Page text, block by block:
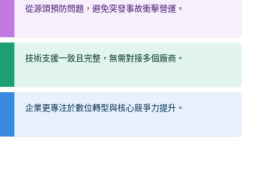
從源頭預防問題，避免突發事故衝擊營運。
技術支援一致且完整，無需對接多個廠商。
企業更專注於數位轉型與核心競爭力提升。